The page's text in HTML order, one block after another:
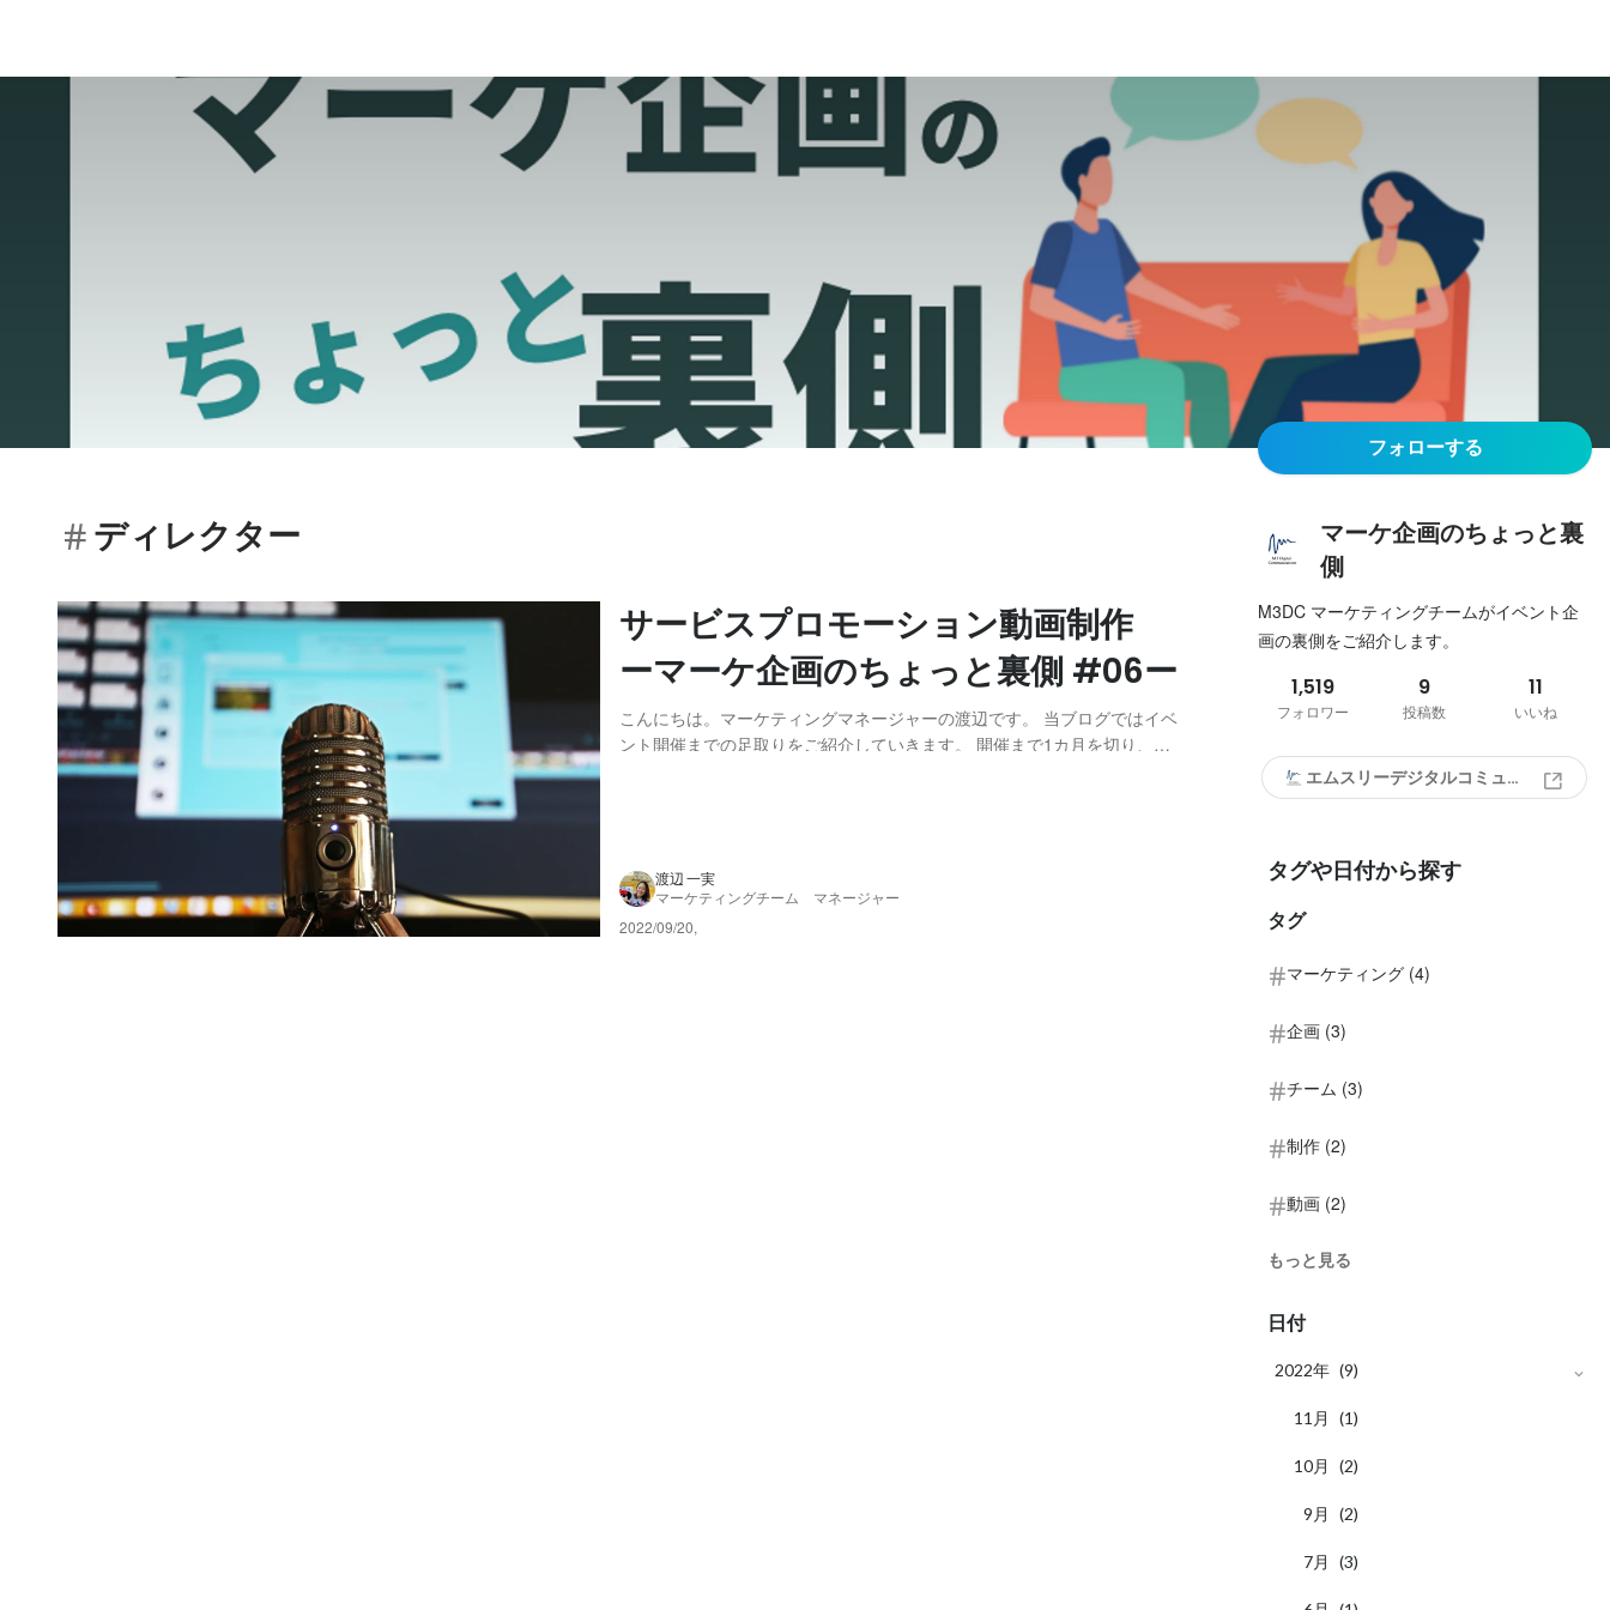
ディレクター
サービスプロモーション動画制作
ーマーケ企画のちょっと裏側 #06ー
こんにちは。マーケティングマネージャーの渡辺です。 当ブログではイベ
ント開催までの足取りをご紹介していきます。 開催まで1カ月を切り、
渡辺 一実
マーケティングチーム マネージャー
2022/09/20,
フォローする
マーケ企画のちょっと裏
側
M3DC マーケティングチームがイベント企
画の裏側をご紹介します。
1,519
フォロワー
9
投稿数
11
いいね
エムスリーデジタルコミュニケーションズ株式会社
タグや日付から探す
タグ
マーケティング (4)
企画 (3)
チーム (3)
制作 (2)
動画 (2)
もっと見る
日付
2022年 (9)
11 月 (1)
10月 (2)
9 月 (2)
7月 (3)